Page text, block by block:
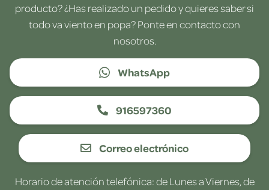
producto? ¿Has realizado un pedido y quieres saber si
todo va viento en popa? Ponte en contacto con
nosotros.
WhatsApp
916597360
Correo electrónico
Horario de atención telefónica: de Lunes a Viernes, de